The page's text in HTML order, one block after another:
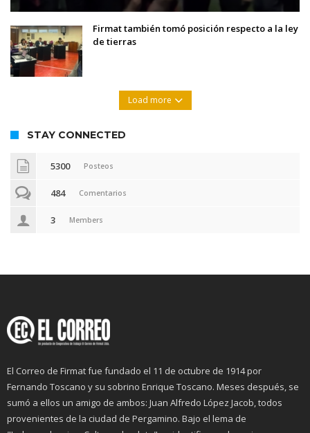
Firmat también tomó posición respecto a la ley
de tierras
Load more
STAY CONNECTED
5300 Posteos
484 Comentarios
3 Members
El Correo de Firmat fue fundado el 11 de octubre de 1914 por
Fernando Toscano y su sobrino Enrique Toscano. Meses después, se
sumó a ellos un amigo de ambos: Juan Alfredo López Jacob, todos
provenientes de la ciudad de Pergamino. Bajo el lema de